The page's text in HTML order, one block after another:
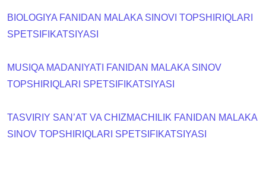
BIOLOGIYA FANIDAN MALAKA SINOVI TOPSHIRIQLARI
SPETSIFIKATSIYASI
MUSIQA MADANIYATI FANIDAN MALAKA SINOV
TOPSHIRIQLARI SPETSIFIKATSIYASI
TASVIRIY SAN’AT VA CHIZMACHILIK FANIDAN MALAKA
SINOV TOPSHIRIQLARI SPETSIFIKATSIYASI